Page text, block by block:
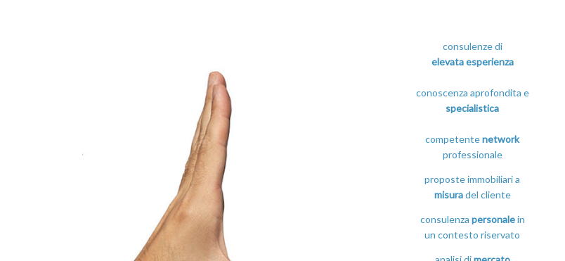
consulenze di
elevata esperienza
conoscenza aprofondita e
specialistica
competentenetwork
professionale
proposte immobiliari a
misuradel cliente
consulenza personalein
un contesto riservato